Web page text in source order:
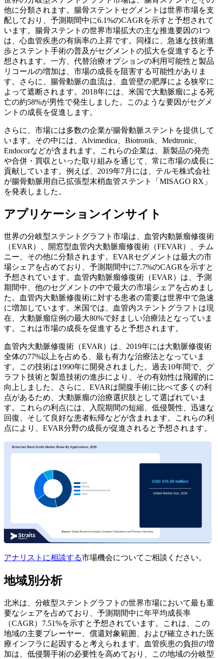
他に分類されます。腸骨ステントセグメントは世界市場を支
配しており、予測期間中に6.1%のCAGRを示すと予想されて
います。腸骨ステントの世界市場拡大の主な推進要因の1つ
は、心血管疾患の有病率の上昇です。同様に、急速な技術進
歩とステント手術の普及がセグメントの拡大を促進すると予
想されます。一方、代替治療オプションの利用可能性と製品
リコールの増加は、市場の成長を阻害する可能性がありま
す。さらに、腸骨動脈の血流は、血管壁の肥厚による狭窄に
よって遮断されます。2018年には、米国で大動脈瘤による死
亡の約58%が男性で発生しました。このような要因がセグメ
ントの成長を促進します。
さらに、市場には多数の企業が腸骨動脈ステントを提供して
います。その中には、Alvimedica、Biotronik、Medtronic、
Endocorなどが含まれます。これらの企業は、新製品の発売
や合併・買収といった取り組みを通じて、常に市場の成長に
貢献しています。例えば、2019年7月には、テルモ株式会社
が腸骨動脈用自己拡張型末梢血管ステント「MISAGO RX」
を発表しました。
アプリケーションインサイト
世界の分岐型ステントグラフト市場は、血管内動脈瘤修復術
（EVAR）、開窓型血管内大動脈瘤修復術（FEVAR）、チム
ニー、その他に分類されます。EVARセグメントは最大の市
場シェアを占めており、予測期間中に7.7%のCAGRを示すと
予想されています。血管内動脈瘤修復術（EVAR）は、予測
期間中、他のセグメントの中で最大の市場シェアを占めまし
た。血管内大動脈修復術に対する患者の需要は世界中で急速
に増加しています。米国では、血管内ステントグラフトは現
在、大動脈瘤症例の最大80%で好ましい治療法となっていま
す。これは市場の成長を促進すると予想されます。
血管内大動脈修復術（EVAR）は、2019年には大動脈修復術
全体の77%以上を占める、最も有力な治療法となっていま
す。この技術は1990年に開発されました。過去10年間で、グ
ラフト技術と製造技術の進歩により、その有効性は飛躍的に
向上しました。さらに、EVARは開腹手術に比べて多くの利
点があるため、大動脈瘤の治療選択肢として選ばれていま
す。これらの利点には、入院期間の短縮、低侵襲性、迅速な
回復、そして良好な患者転帰などが含まれます。これらの利
点により、EVAR分野の成長が促進されると予想されます。
アナリストに相談する市場機会についてご相談ください。
地域別分析
北米は、分岐型ステントグラフトの世界市場において最も重
要なシェアを占めており、予測期間中に年平均成長率
（CAGR）7.51%を示すと予想されています。これは、この
地域の主要プレーヤー、償還対象範囲、および確立された医
療インフラに起因すると考えられます。血管疾患の負担の増
加は、低侵襲手術の必要性を高めており、この地域の分岐型